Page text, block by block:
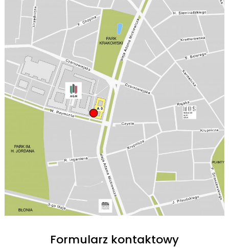
Formularz kontaktowy